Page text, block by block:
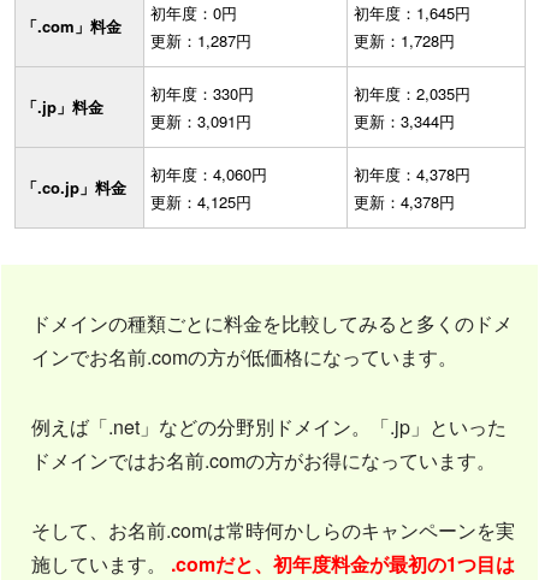
「.com」料金
初年度：0円
更新：1,287円
初年度：1,645円
更新：1,728円
「.jp」料金
初年度：330円
更新：3,091円
初年度：2,035円
更新：3,344円
「.co.jp」料金
初年度：4,060円
更新：4,125円
初年度：4,378円
更新：4,378円
ドメインの種類ごとに料金を比較してみると多くのドメ
インでお名前.comの方が低価格になっています。
例えば「.net」などの分野別ドメイン。「.jp」といった
ドメインではお名前.comの方がお得になっています。
そして、お名前.comは常時何かしらのキャンペーンを実
施しています。 .comだと、初年度料金が最初の1つ目は